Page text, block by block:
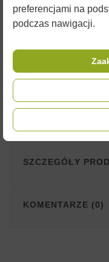
Ramka Dadant
Ramka Langstroth
"ŁYSOŃ"węzę. Dla
Przydatny stanie się
takie jakdłutoizmiotka.
Zdjęcia są ilustracją
różnić się od wyglądu
ich właściwości
SZCZEGÓŁY
KOMENTARZE (0)
preferencjami na
podczas nawigacji.